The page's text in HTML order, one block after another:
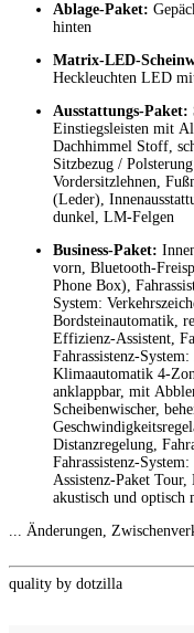
Ablage-Paket:
hinten
Matrix-LED-
Heckleuchten LED
Ausstattungs-
Einstiegsleisten mit
Dachhimmel Stoff,
Sitzbezug /
Vordersitzlehnen,
(Leder),
dunkel, LM-Felgen
Business-Paket:
vorn, Bluetooth-
Phone Box),
System:
Bordsteinautomatik,
Effizienz-Assistent,
Fahrassistenz-
Klimaautomatik 4-
anklappbar, mit
Scheibenwischer,
Distanzregelung,
Fahrassistenz-
Assistenz-Paket
akustisch und optisch
... Änderungen,
quality by dotzilla